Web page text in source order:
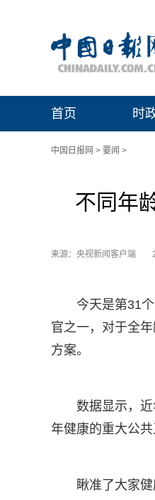
首页 时
中国日报网 > 要闻 >
不同年
来源：央视新闻客户端
今天是第31
官之一，对于全
方案。
数据显示，
年健康的重大公共
瞅准了大家